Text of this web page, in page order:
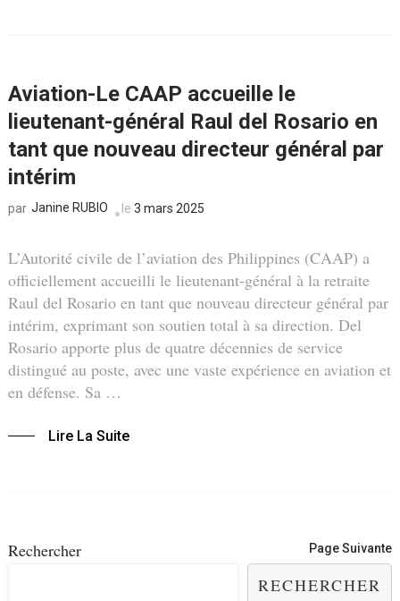
Aviation-Le CAAP accueille le
lieutenant-général Raul del Rosario en
tant que nouveau directeur général par
intérim
par Janine RUBIO le 3 mars 2025
L’Autorité civile de l’aviation des Philippines (CAAP) a
officiellement accueilli le lieutenant-général à la retraite
Raul del Rosario en tant que nouveau directeur général par
intérim, exprimant son soutien total à sa direction. Del
Rosario apporte plus de quatre décennies de service
distingué au poste, avec une vaste expérience en aviation et
en défense. Sa …
Lire La Suite
Navigation
Page Suivante
Rechercher
RECHERCHER